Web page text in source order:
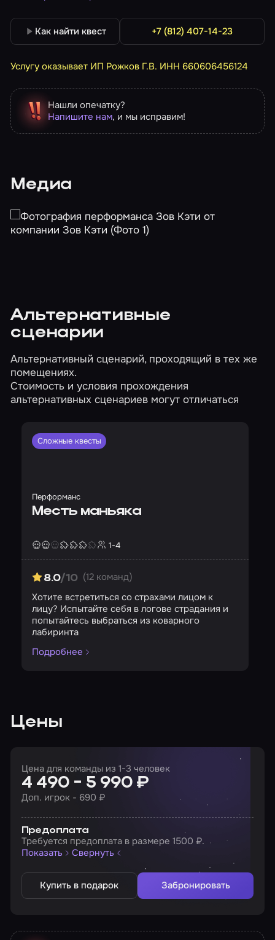
Как найти квест +7 (812) 407-14-23
Услугу оказывает ИП Рожков Г.В. ИНН 660606456124
Нашли опечатку?
Напишите нам, и мы исправим!
Медиа
Альтернативные
сценарии
Альтернативный сценарий, проходящий в тех же
помещениях.
Стоимость и условия прохождения
альтернативных сценариев могут отличаться
Сложные квесты
Перформанс
Месть маньяка
1-4
8.0/10 (12 команд)
Хотите встретиться со страхами лицом к
лицу? Испытайте себя в логове страдания и
попытайтесь выбраться из коварного
лабиринта
Подробнее
Цены
Цена для команды из 1-3 человек
4 490 - 5 990 ₽
Доп. игрок - 690 ₽
Предоплата
Требуется предоплата в размере 1500 ₽.
Показать
Свернуть
Купить в подарок Забронировать